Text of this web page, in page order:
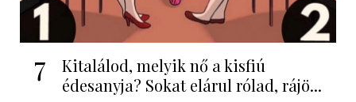
7
Kitalálod, melyik nő a kisfiú
édesanyja? Sokat elárul rólad, rájö...